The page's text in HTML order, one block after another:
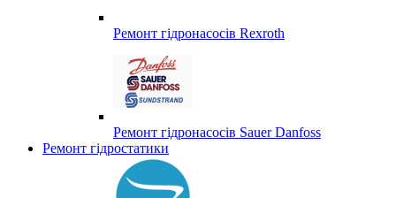
Ремонт гідронасосів Rexroth
Ремонт гідронасосів Sauer Danfoss
Ремонт гідростатики